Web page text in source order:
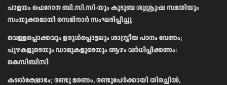
പാളയം ഫെറോന ബി.സി.സി-യും കുടുബ ശുശ്രൂഷ സമതിയും
സംയുക്തമായി സെമിനാർ സംഘടിപ്പിച്ചു
വെള്ളപ്പൊക്കവും ഉരുള്‍പ്പൊട്ടലും ശാസ്ത്രീയ പഠനം വേണം;
പുഴകളുടെയും ഡാമുകളുടെയും ആഴം വര്‍ധിപ്പിക്കണം:
കെസിബിസി
കടൽക്ഷോഭം; രണ്ടു മരണം, രണ്ടുപേർക്കായി തിരച്ചിൽ,